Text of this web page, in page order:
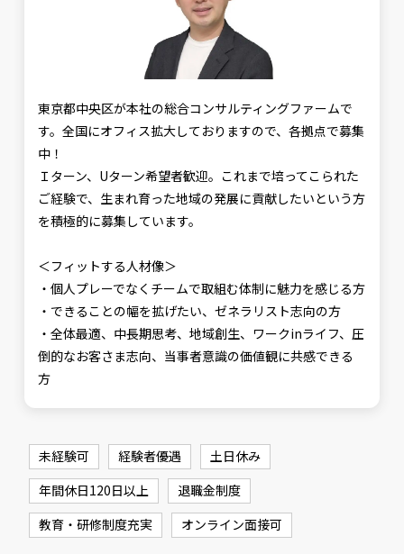
東京都中央区が本社の総合コンサルティングファームで
す。全国にオフィス拡大しておりますので、各拠点で募集
中！
Ｉターン、Uターン希望者歓迎。これまで培ってこられた
ご経験で、生まれ育った地域の発展に貢献したいという方
を積極的に募集しています。
＜フィットする人材像＞
・個人プレーでなくチームで取組む体制に魅力を感じる方
・できることの幅を拡げたい、ゼネラリスト志向の方
・全体最適、中長期思考、地域創生、ワークinライフ、圧
倒的なお客さま志向、当事者意識の価値観に共感できる
方
未経験可 経験者優遇
土日休み
年間休日120日以上
退職金制度
教育・研修制度充実
オンライン面接可